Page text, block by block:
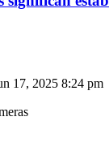
17, 2025 8:24 pm